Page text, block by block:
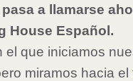
a llamarse
House Español.
el que iniciamos
miramos hacia el